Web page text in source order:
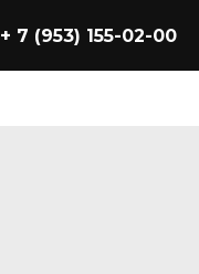
+ 7 (953) 155-02-00